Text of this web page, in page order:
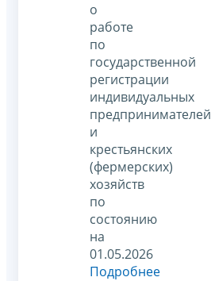
о
работе
по
государственной
регистрации
индивидуальных
предпринимателей
и
крестьянских
(фермерских)
хозяйств
по
состоянию
на
01.05.2026
Подробнее